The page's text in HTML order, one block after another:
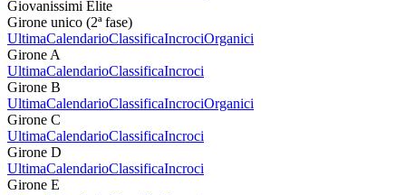
Giovanissimi Elite
Girone unico (2ª fase)
UltimaCalendarioClassificaIncrociOrganici
Girone A
UltimaCalendarioClassificaIncroci
Girone B
UltimaCalendarioClassificaIncrociOrganici
Girone C
UltimaCalendarioClassificaIncroci
Girone D
UltimaCalendarioClassificaIncroci
Girone E